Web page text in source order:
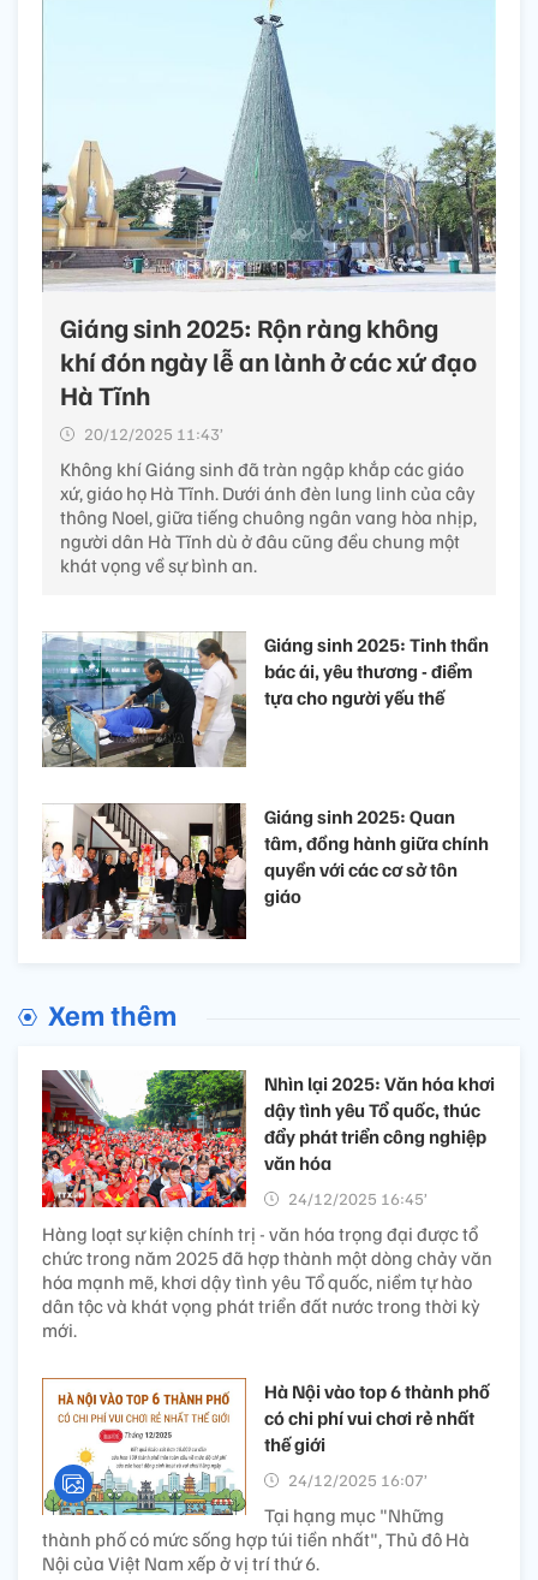
Giáng sinh 2025: Rộn ràng không
khí đón ngày lễ an lành ở các xứ đạo
Hà Tĩnh
20/12/2025 11:43’
Không khí Giáng sinh đã tràn ngập khắp các giáo
xứ, giáo họ Hà Tĩnh. Dưới ánh đèn lung linh của cây
thông Noel, giữa tiếng chuông ngân vang hòa nhịp,
người dân Hà Tĩnh dù ở đâu cũng đều chung một
khát vọng về sự bình an.
Giáng sinh 2025: Tinh thần
bác ái, yêu thương - điểm
tựa cho người yếu thế
Giáng sinh 2025: Quan
tâm, đồng hành giữa chính
quyền với các cơ sở tôn
giáo
Xem thêm
Nhìn lại 2025: Văn hóa khơi
dậy tình yêu Tổ quốc, thúc
đẩy phát triển công nghiệp
văn hóa
24/12/2025 16:45’
Hàng loạt sự kiện chính trị - văn hóa trọng đại được tổ
chức trong năm 2025 đã hợp thành một dòng chảy văn
hóa mạnh mẽ, khơi dậy tình yêu Tổ quốc, niềm tự hào
dân tộc và khát vọng phát triển đất nước trong thời kỳ
mới.
Hà Nội vào top 6 thành phố
có chi phí vui chơi rẻ nhất
thế giới
24/12/2025 16:07’
Tại hạng mục "Những
thành phố có mức sống hợp túi tiền nhất", Thủ đô Hà
Nội của Việt Nam xếp ở vị trí thứ 6.